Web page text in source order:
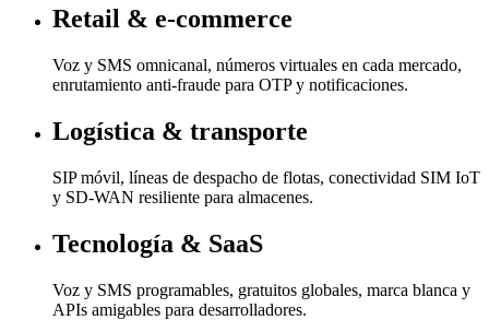
Retail & e-commerce
Voz y SMS omnicanal, números virtuales en cada mercado,
enrutamiento anti-fraude para OTP y notificaciones.
Logística & transporte
SIP móvil, líneas de despacho de flotas, conectividad SIM IoT
y SD-WAN resiliente para almacenes.
Tecnología & SaaS
Voz y SMS programables, gratuitos globales, marca blanca y
APIs amigables para desarrolladores.